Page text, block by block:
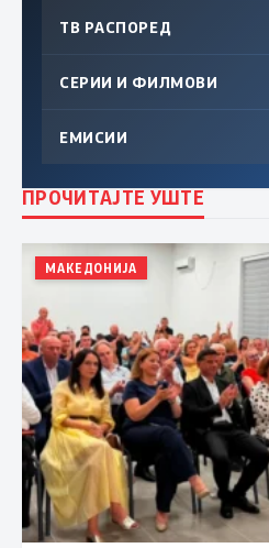
ТВ РАСПОРЕД
СЕРИИ И ФИЛМОВИ
ЕМИСИИ
ПРОЧИТАЈТЕ УШТЕ
МАКЕДОНИЈА